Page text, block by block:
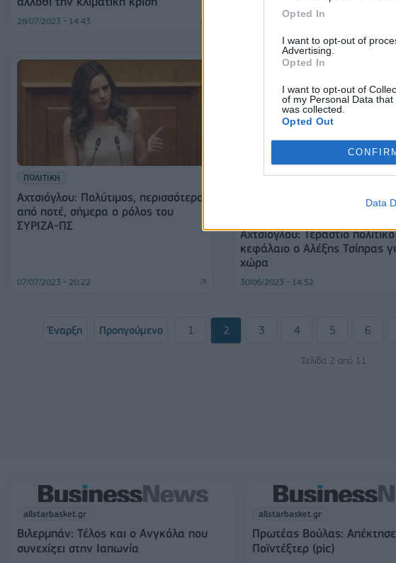
Opted In
I want to opt-out of
Advertising.
Opted In
I want to opt-out of
of my Personal Data
was collected.
Opted Out
Data
28/07/2023 - 14:43 15/07/2023 - 18:21
ΠΟΛΙΤΙΚΗ
Αχτσιόγλου: Πολύτιμος, περισσότερο
από ποτέ, σήμερα ο ρόλος του
ΣΥΡΙΖΑ-ΠΣ
07/07/2023 - 20:22
Αχτσιόγλου: Τεράστιο πολιτικό
κεφάλαιο ο Αλέξης Τσίπρας
χώρα
30/06/2023 - 14:52
Έναρξη Προηγούμενο 1 2 3 4 5 6
Σελίδα 2 από 11
allstarbasket.gr
Βιλερμπάν: Τέλος και ο Ανγκόλα που
συνεχίζει στην Ιαπωνία
allstarbasket.gr
Πρωτέας Βούλας: Απέκτησε
Ποϊντέξτερ (pic)